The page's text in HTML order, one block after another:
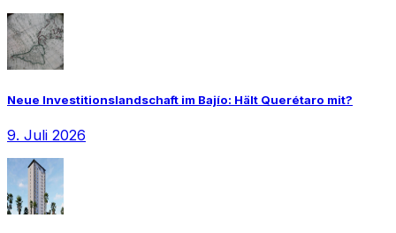
Neue Investitionslandschaft im Bajío: Hält Querétaro mit?
9. Juli 2026